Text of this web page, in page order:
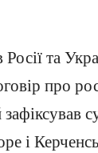
Росії та
про
і